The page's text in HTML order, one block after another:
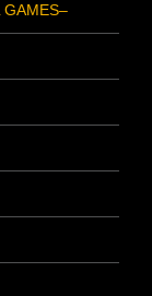
GAMES–